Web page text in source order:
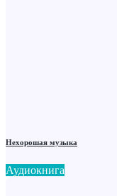
Нехорошая музыка
Аудиокнига